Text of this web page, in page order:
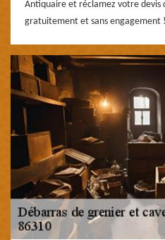
Antiquaire et réclamez votre devis
gratuitement et sans engagement !